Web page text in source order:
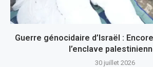
Guerre génocidaire d’Israël :
l’enclave
30 juillet 2026